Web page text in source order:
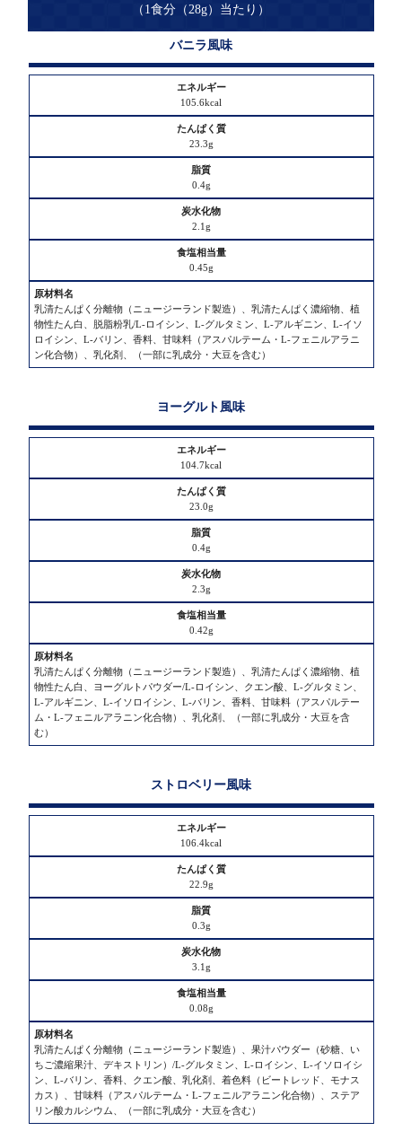
（1食分（28g）当たり）
ネ
ギ
ん
く
脂
質
物
名
バニラ風味
105.6kcal
23.3g
0.4g
2.1g
0.45g
乳清たんぱく分離物（ニュージーランド製造）、乳清たんぱく濃縮物、植
物性たん白、脱脂粉乳/L-ロイシン、L-グルタミン、L-アルギニン、L-イソ
ロイシン、L-バリン、香料、甘味料（アスパルテーム・L-フェニルアラニ
ン化合物）、乳化剤、（一部に乳成分・大豆を含む）
ヨーグルト風味
104.7kcal
23.0g
0.4g
2.3g
0.42g
乳清たんぱく分離物（ニュージーランド製造）、乳清たんぱく濃縮物、植
物性たん白、ヨーグルトパウダー/L-ロイシン、クエン酸、L-グルタミン、
L-アルギニン、L-イソロイシン、L-バリン、香料、甘味料（アスパルテー
ム・L-フェニルアラニン化合物）、乳化剤、（一部に乳成分・大豆を含
む）
ストロベリー風味
106.4kcal
22.9g
0.3g
3.1g
0.08g
乳清たんぱく分離物（ニュージーランド製造）、果汁パウダー（砂糖、い
ちご濃縮果汁、デキストリン）/L-グルタミン、L-ロイシン、L-イソロイシ
ン、L-バリン、香料、クエン酸、乳化剤、着色料（ビートレッド、モナス
カス）、甘味料（アスパルテーム・L-フェニルアラニン化合物）、ステア
リン酸カルシウム、（一部に乳成分・大豆を含む）